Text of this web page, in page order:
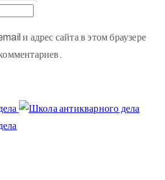
и адрес сайта в этом браузере